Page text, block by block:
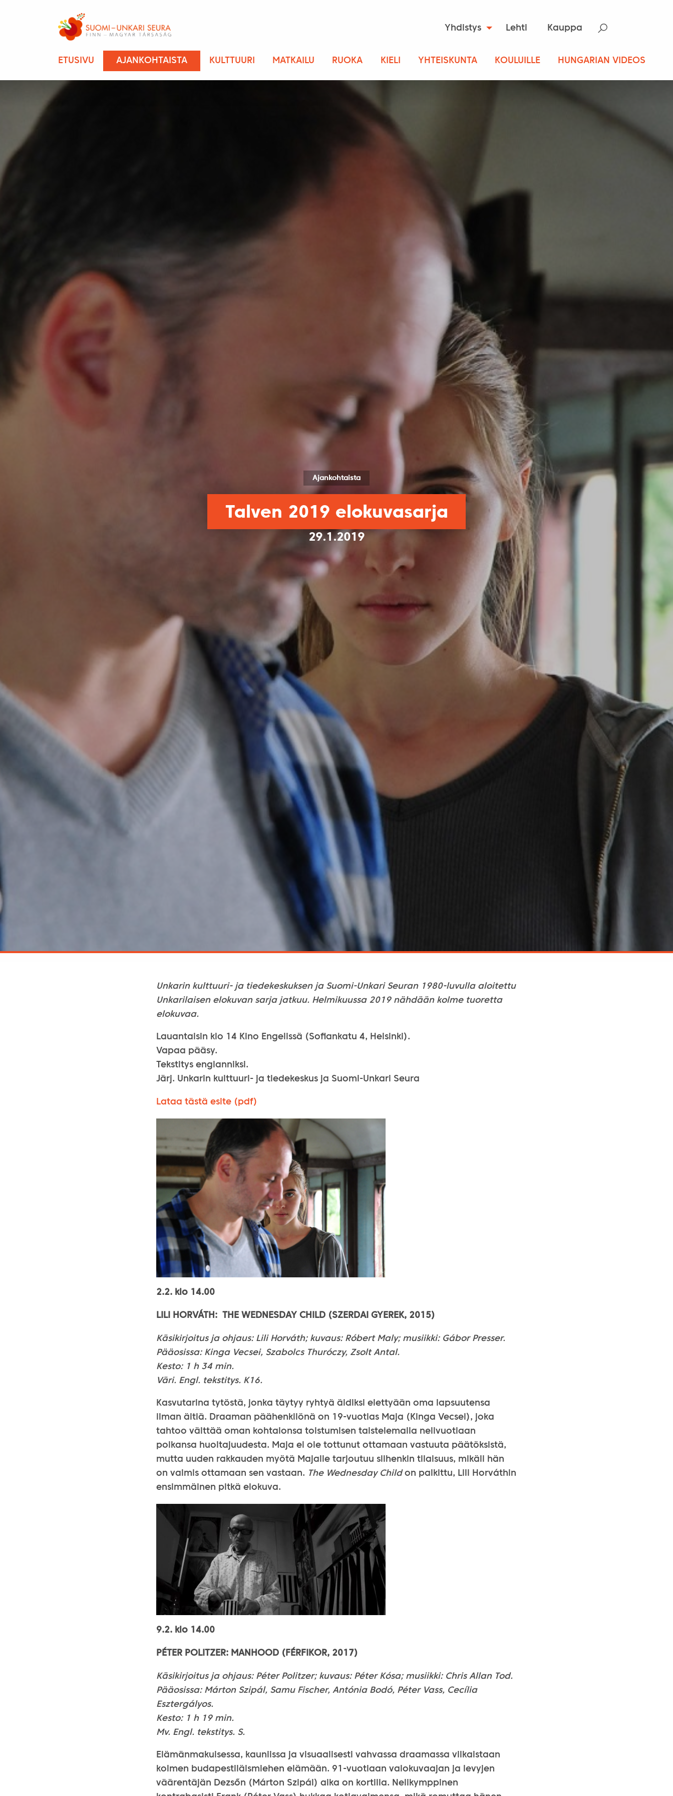
Yhdistys Lehti Kauppa
ETUSIVU AJANKOHTAISTA KULTTUURI MATKAILU RUOKA KIELI YHTEISKUNTA KOULUILLE HUNGARIAN VIDEOS
Ajankohtaista
Talven 2019 elokuvasarja
29.1.2019
Unkarin kulttuuri- ja tiedekeskuksen ja Suomi-Unkari Seuran 1980-luvulla aloitettu
Unkarilaisen elokuvan sarja jatkuu. Helmikuussa 2019 nähdään kolme tuoretta
elokuvaa.
Lauantaisin klo 14 Kino Engelissä (Sofiankatu 4, Helsinki).
Vapaa pääsy.
Tekstitys englanniksi.
Järj. Unkarin kulttuuri- ja tiedekeskus ja Suomi-Unkari Seura
Lataa tästä esite (pdf)
2.2. klo 14.00
LILI HORVÁTH: THE WEDNESDAY CHILD (SZERDAI GYEREK, 2015)
Käsikirjoitus ja ohjaus: Lili Horváth; kuvaus: Róbert Maly; musiikki: Gábor Presser.
Pääosissa: Kinga Vecsei, Szabolcs Thuróczy, Zsolt Antal.
Kesto: 1 h 34 min.
Väri. Engl. tekstitys. K16.
Kasvutarina tytöstä, jonka täytyy ryhtyä äidiksi elettyään oma lapsuutensa
ilman äitiä. Draaman päähenkilönä on 19-vuotias Maja (Kinga Vecsei), joka
tahtoo välttää oman kohtalonsa toistumisen taistelemalla nelivuotiaan
poikansa huoltajuudesta. Maja ei ole tottunut ottamaan vastuuta päätöksistä,
mutta uuden rakkauden myötä Majalle tarjoutuu siihenkin tilaisuus, mikäli hän
on valmis ottamaan sen vastaan. The Wednesday Childon palkittu, Lili Horváthin
ensimmäinen pitkä elokuva.
9.2.klo 14.00
PÉTER POLITZER: MANHOOD (FÉRFIKOR, 2017)
Käsikirjoitus ja ohjaus: Péter Politzer; kuvaus: Péter Kósa; musiikki: Chris Allan Tod.
Pääosissa: Márton Szipál, Samu Fischer, Antónia Bodó, Péter Vass, Cecília
Esztergályos.
Kesto: 1 h 19 min.
Mv. Engl. tekstitys. S.
Elämänmakuisessa, kauniissa ja visuaalisesti vahvassa draamassa vilkaistaan
kolmen budapestiläismiehen elämään. 91-vuotiaan valokuvaajan ja levyjen
väärentäjän Dezsőn (Márton Szipál) aika on kortilla. Nelikymppinen